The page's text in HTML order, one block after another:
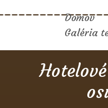
Domov
Galéria